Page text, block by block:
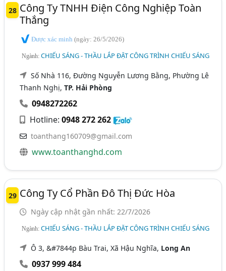
28 Công Ty TNHH Điện Công Nghiệp Toàn
Thắng
Được xác minh(ngày: 26/5/2026)
Ngành:CHIẾU SÁNG - THẦU LẮP ĐẶT CÔNG TRÌNH CHIẾU SÁNG
Số Nhà 116, Đường Nguyễn Lương Bằng, Phường Lê
Thanh Nghị,TP. Hải Phòng
0948272262
Hotline:0948 272 262
toanthang160709@gmail.com
www.toanthanghd.com
29 Công Ty Cổ Phần Đô Thị Đức Hòa
Ngày cập nhật gần nhất: 22/7/2026
Ngành:CHIẾU SÁNG - THẦU LẮP ĐẶT CÔNG TRÌNH CHIẾU SÁNG
Ô 3, &#7844p Bàu Trai, Xã Hậu Nghĩa, Long An
0937 999 484